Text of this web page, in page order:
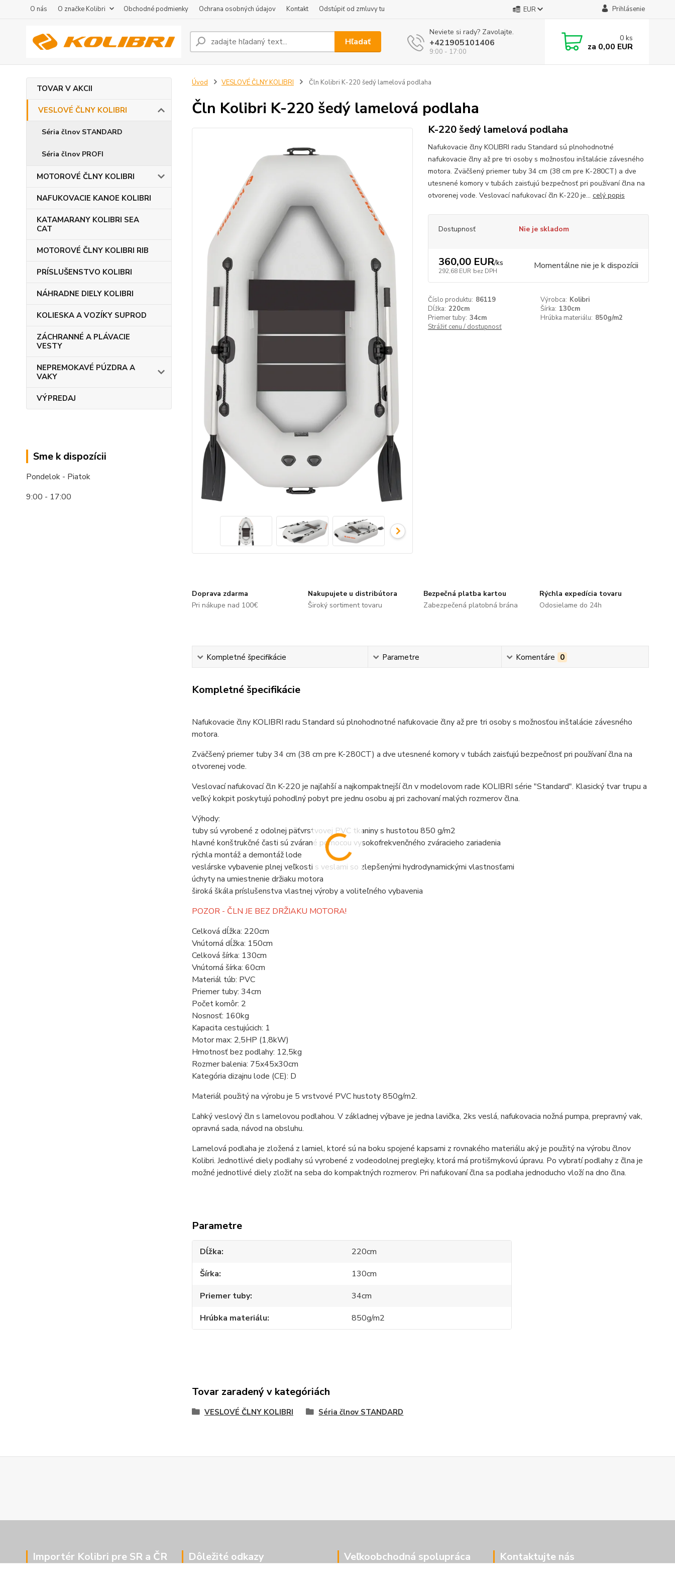
O nás O značke Kolibri Obchodné podmienky Ochrana osobných údajov Kontakt Odstúpiť od zmluvy tu EUR Prihlásenie
Hľadať
Neviete si rady? Zavolajte.
+421905101406
9:00 - 17:00
0 ks
za 0,00 EUR
TOVAR V AKCII
VESLOVÉ ČLNY KOLIBRI
Séria člnov STANDARD
Séria člnov PROFI
MOTOROVÉ ČLNY KOLIBRI
NAFUKOVACIE KANOE KOLIBRI
KATAMARANY KOLIBRI SEA
CAT
MOTOROVÉ ČLNY KOLIBRI RIB
PRÍSLUŠENSTVO KOLIBRI
NÁHRADNE DIELY KOLIBRI
KOLIESKA A VOZÍKY SUPROD
ZÁCHRANNÉ A PLÁVACIE
VESTY
NEPREMOKAVÉ PÚZDRA A
VAKY
VÝPREDAJ
Sme k dispozícii
Pondelok - Piatok
9:00 - 17:00
Úvod VESLOVÉ ČLNY KOLIBRI Čln Kolibri K-220 šedý lamelová podlaha
Čln Kolibri K-220 šedý lamelová podlaha
K-220 šedý lamelová podlaha
Nafukovacie člny KOLIBRI radu Standard sú plnohodnotné
nafukovacie člny až pre tri osoby s možnosťou inštalácie závesného
motora. Zväčšený priemer tuby 34 cm (38 cm pre K-280CT) a dve
utesnené komory v tubách zaisťujú bezpečnosť pri používaní člna na
otvorenej vode. Veslovací nafukovací čln K-220 je... celý popis
Dostupnosť Nie je skladom
360,00 EUR/ks
292,68 EUR bez DPH Momentálne nie je k dispozícii
Číslo produktu: 86119 Výrobca: Kolibri
Dĺžka: 220cm Šírka: 130cm
Priemer tuby: 34cm Hrúbka materiálu: 850g/m2
Strážiť cenu / dostupnosť
Doprava zdarma
Pri nákupe nad 100€
Nakupujete u distribútora
Široký sortiment tovaru
Bezpečná platba kartou
Zabezpečená platobná brána
Rýchla expedícia tovaru
Odosielame do 24h
Kompletné špecifikácie Parametre Komentáre 0
Kompletné špecifikácie
Nafukovacie člny KOLIBRI radu Standard sú plnohodnotné nafukovacie člny až pre tri osoby s možnosťou inštalácie závesného
motora.
Zväčšený priemer tuby 34 cm (38 cm pre K-280CT) a dve utesnené komory v tubách zaisťujú bezpečnosť pri používaní člna na
otvorenej vode.
Veslovací nafukovací čln K-220 je najľahší a najkompaktnejší čln v modelovom rade KOLIBRI série "Standard". Klasický tvar trupu a
veľký kokpit poskytujú pohodlný pobyt pre jednu osobu aj pri zachovaní malých rozmerov člna.
Výhody:
tuby sú vyrobené z odolnej päťvrstvovej PVC tkaniny s hustotou 850 g/m2
hlavné konštrukčné časti sú zvárané pomocou vysokofrekvenčného zváracieho zariadenia
rýchla montáž a demontáž lode
veslárske vybavenie plnej veľkosti s veslami so zlepšenými hydrodynamickými vlastnosťami
úchyty na umiestnenie držiaku motora
široká škála príslušenstva vlastnej výroby a voliteľného vybavenia
POZOR - ČLN JE BEZ DRŽIAKU MOTORA!
Celková dĺžka: 220cm
Vnútorná dĺžka: 150cm
Celková šírka: 130cm
Vnútorná šírka: 60cm
Materiál túb: PVC
Priemer tuby: 34cm
Počet komôr: 2
Nosnosť: 160kg
Kapacita cestujúcich: 1
Motor max: 2,5HP (1,8kW)
Hmotnosť bez podlahy: 12,5kg
Rozmer balenia: 75x45x30cm
Kategória dizajnu lode (CE): D
Materiál použitý na výrobu je 5 vrstvové PVC hustoty 850g/m2.
Ľahký veslový čln s lamelovou podlahou. V základnej výbave je jedna lavička, 2ks veslá, nafukovacia nožná pumpa, prepravný vak,
opravná sada, návod na obsluhu.
Lamelová podlaha je zložená z lamiel, ktoré sú na boku spojené kapsami z rovnakého materiálu aký je použitý na výrobu člnov
Kolibri. Jednotlivé diely podlahy sú vyrobené z vodeodolnej preglejky, ktorá má protišmykovú úpravu. Po vybratí podlahy z člna je
možné jednotlivé diely zložiť na seba do kompaktných rozmerov. Pri nafukovaní člna sa podlaha jednoducho vloží na dno člna.
Parametre
Dĺžka
220cm
Šírka
130cm
Priemer tuby
34cm
Hrúbka materiálu
850g/m2
Tovar zaradený v kategóriách
VESLOVÉ ČLNY KOLIBRI Séria člnov STANDARD
Importér Kolibri pre SR a ČR Dôležité odkazy Veľkoobchodná spolupráca Kontaktujte nás